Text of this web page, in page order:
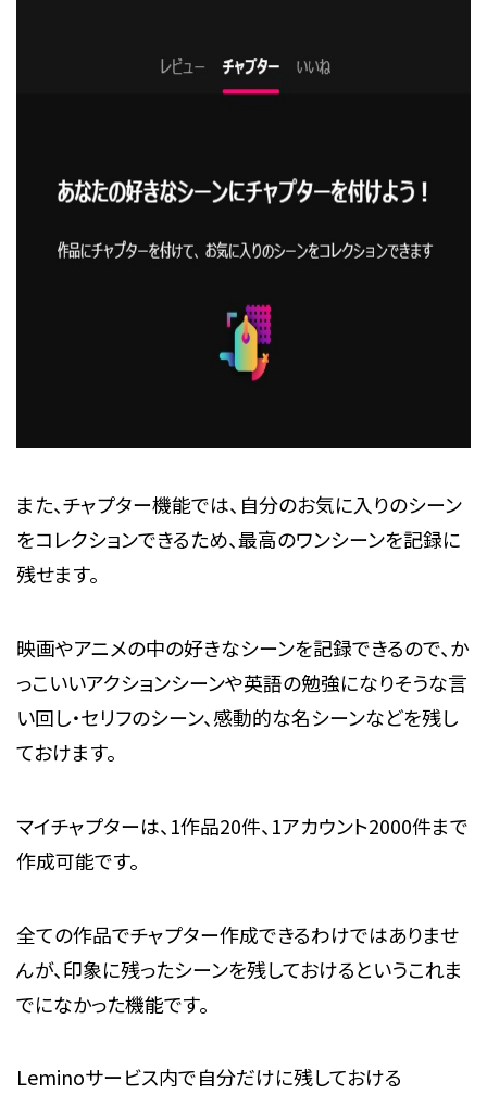
また、チャプター機能では、自分のお気に入りのシーン
をコレクションできるため、最高のワンシーンを記録に
残せます。
映画やアニメの中の好きなシーンを記録できるので、か
っこいいアクションシーンや英語の勉強になりそうな言
い回し・セリフのシーン、感動的な名シーンなどを残し
ておけます。
マイチャプターは、1作品20件、1アカウント2000件まで
作成可能です。
全ての作品でチャプター作成できるわけではありませ
んが、印象に残ったシーンを残しておけるというこれま
でになかった機能です。
Leminoサービス内で自分だけに残しておける